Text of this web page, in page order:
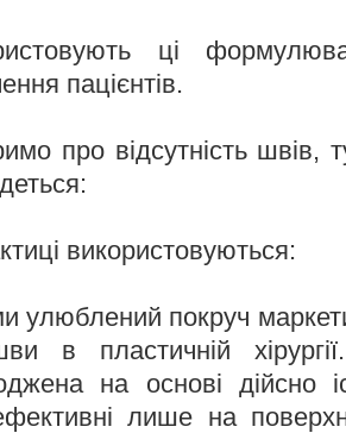
ці
пацієнтів.
про відсутність швів,
використовуються:
улюблений покруч
в пластичній
на основі дійсно
лише на